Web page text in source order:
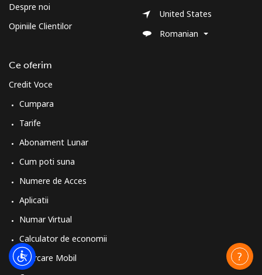
Despre noi
Opiniile Clientilor
Ce oferim
Credit Voce
Cumpara
Tarife
Abonament Lunar
Cum poti suna
Numere de Acces
Aplicatii
Numar Virtual
Calculator de economii
Reincarcare Mobil
United States
Romanian